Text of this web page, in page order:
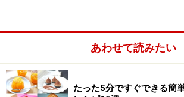
あわせて読みたい
たった5分ですぐできる簡